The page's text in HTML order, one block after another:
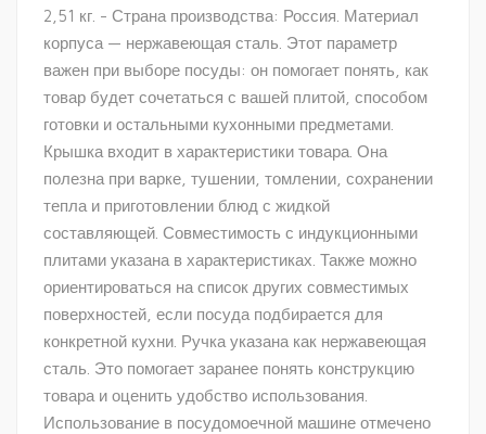
2,51 кг. - Страна производства: Россия. Материал
корпуса — нержавеющая сталь. Этот параметр
важен при выборе посуды: он помогает понять, как
товар будет сочетаться с вашей плитой, способом
готовки и остальными кухонными предметами.
Крышка входит в характеристики товара. Она
полезна при варке, тушении, томлении, сохранении
тепла и приготовлении блюд с жидкой
составляющей. Совместимость с индукционными
плитами указана в характеристиках. Также можно
ориентироваться на список других совместимых
поверхностей, если посуда подбирается для
конкретной кухни. Ручка указана как нержавеющая
сталь. Это помогает заранее понять конструкцию
товара и оценить удобство использования.
Использование в посудомоечной машине отмечено